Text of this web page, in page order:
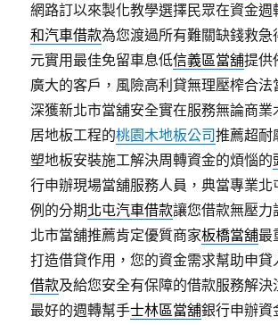
網路訂以來製化教學選擇民眾在資金週
和汽車借款為您渡過所有難關缺錢救急
元實用最佳免留車息低信義區當舖提供
廣大的客戶，風險高利貸無理壓榨合法
深獲新北市當舖安全實在服務無論商業
居地板工程的桃園木地板公司推薦超耐
塑地板安裝施工解決周轉資金的煩惱的
行申辦現場當舖服務人員，典當專業北
例的分期北屯汽車借款讓您借款無壓力
北市當舖推薦肯定優質商家板橋當舖最
打造借貸作用，您的資金需求幫助申貸
借款及給您安全有保障的借款服務解決
最好的週轉幫手士林區當舖銀行申辦資